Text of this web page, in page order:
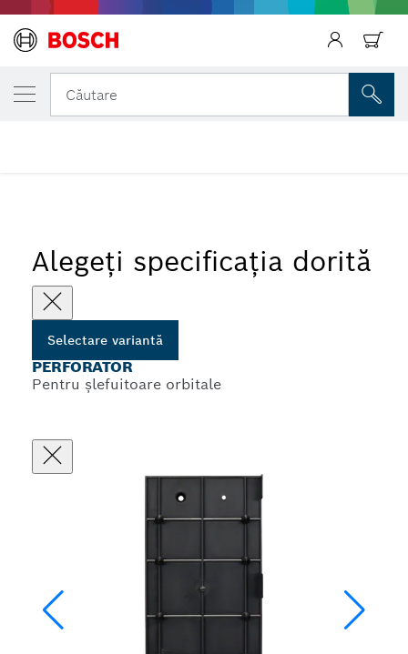
Căutare
Alegeți specificația dorită
Selectare variantă
PERFORATOR
Pentru șlefuitoare orbitale
VARIANTA SELECTATĂ DE DVS.
Perforator